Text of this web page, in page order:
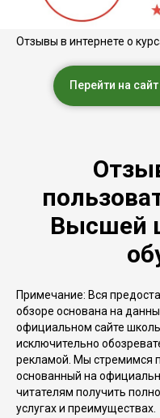
Отзывы в интернете о
Перейти на
Высшей
Примечание: Вся
обзоре основана на
официальном сайте
исключительно
рекламой. Мы стремимся
основанный на
читателям получить
услугах и преимуществах.